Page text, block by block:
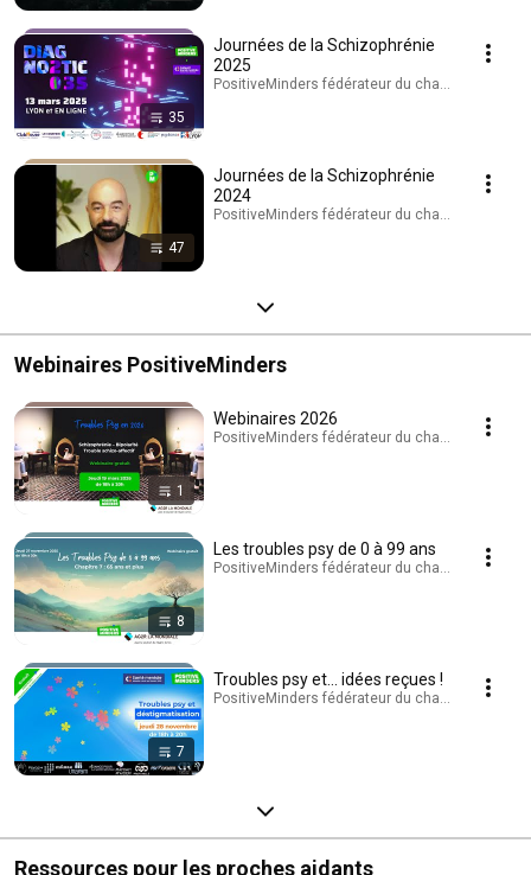
35
Journées de la Schizophrénie
2025
PositiveMinders fédérateur du changement de
47
Journées de la Schizophrénie
2024
PositiveMinders fédérateur du changement de
Webinaires PositiveMinders
1
Webinaires 2026
PositiveMinders fédérateur du changement de
8
Les troubles psy de 0 à 99 ans
PositiveMinders fédérateur du changement de
7
Troubles psy et... idées reçues !
PositiveMinders fédérateur du changement de
Ressources pour les proches aidants